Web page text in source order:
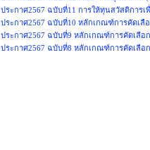
ประกาศ2567 ฉบับที่11 การให้ทุนสวัสดิการ
ประกาศ2567 ฉบับที่10 หลักเกณฑ์การคัดเลื
ประกาศ2567 ฉบับที่9 หลักเกณฑ์การคัดเลือ
ประกาศ2567 ฉบับที่8 หลักเกณฑ์การคัดเลือ